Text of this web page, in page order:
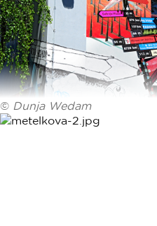
© Dunja Wedam